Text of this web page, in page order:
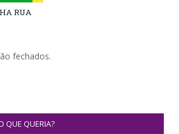
RUA
fechados.
QUE QUERIA?